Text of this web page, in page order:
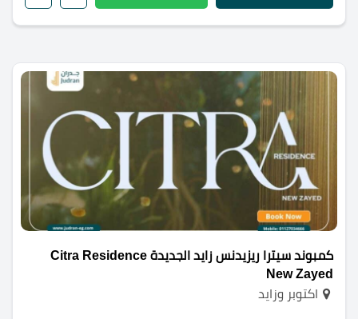
كمبوند سيترا ريزيدنس زايد الجديدة Citra Residence
New Zayed
اكتوبر وزايد